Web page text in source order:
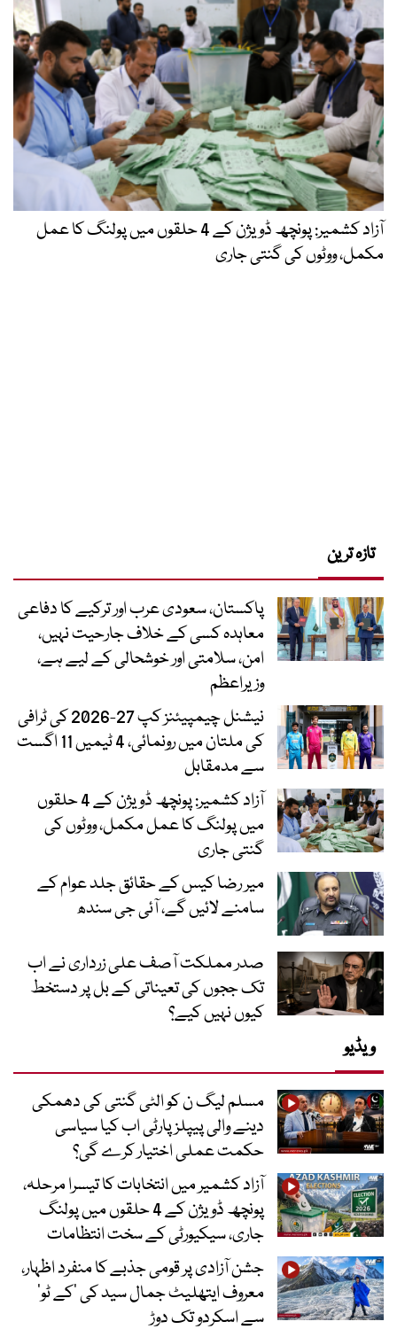
آزاد کشمیر: پونچھ ڈویژن کے 4 حلقوں میں پولنگ کا عمل
مکمل، ووٹوں کی گنتی جاری
تازہ ترین
پاکستان، سعودی عرب اور ترکیے کا دفاعی
معاہدہ کسی کے خلاف جارحیت نہیں،
امن، سلامتی اور خوشحالی کے لیے ہے،
وزیراعظم
نیشنل چیمپیئنز کپ 27-2026 کی ٹرافی
کی ملتان میں رونمائی، 4 ٹیمیں 11 اگست
سے مدمقابل
آزاد کشمیر: پونچھ ڈویژن کے 4 حلقوں
میں پولنگ کا عمل مکمل، ووٹوں کی
گنتی جاری
میر رضا کیس کے حقائق جلد عوام کے
سامنے لائیں گے، آئی جی سندھ
صدر مملکت آصف علی زرداری نے اب
تک ججوں کی تعیناتی کے بل پر دستخط
کیوں نہیں کیے؟
ویڈیو
مسلم لیگ ن کو الٹی گنتی کی دھمکی
دینے والی پیپلز پارٹی اب کیا سیاسی
حکمت عملی اختیار کرے گی؟
آزاد کشمیر میں انتخابات کا تیسرا مرحلہ،
پونچھ ڈویژن کے 4 حلقوں میں پولنگ
جاری، سیکیورٹی کے سخت انتظامات
جشن آزادی پر قومی جذبے کا منفرد اظہار،
معروف ایتھلیٹ جمال سید کی ’کے ٹو‘
سے اسکردو تک دوڑ